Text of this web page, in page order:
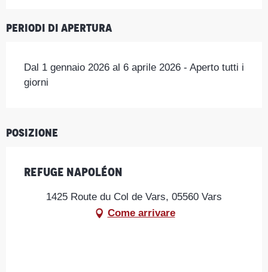
Periodi di apertura
Dal 1 gennaio 2026 al 6 aprile 2026 - Aperto tutti i
giorni
Posizione
Refuge Napoléon
1425 Route du Col de Vars, 05560 Vars
Come arrivare